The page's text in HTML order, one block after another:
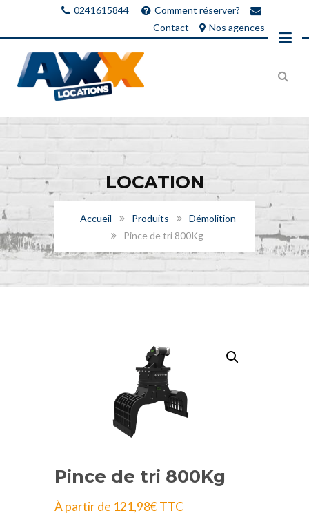
0241615844
Comment réserver?
Contact
Nos agences
LOCATION
Accueil Produits
Démolition
Pince de tri 800Kg
Pince de tri 800Kg
À partir de 121,98€TTC